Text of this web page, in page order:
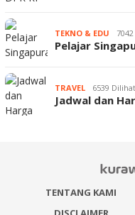
TEKNO & EDU
Pelajar
TRAVEL 6539 Dilihat
Jadwal dan
TENTANG KAMI